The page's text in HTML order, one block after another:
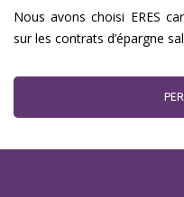
Nous avons choisi ERES
sur les contrats d’épargne